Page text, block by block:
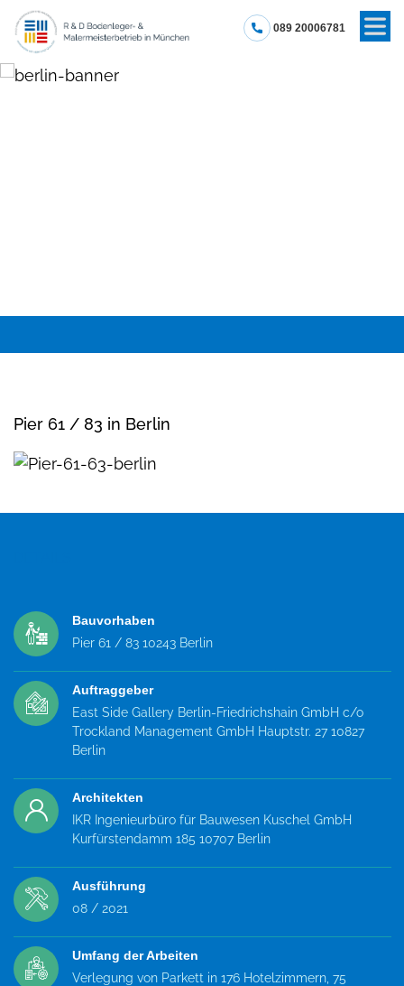
089 20006781
Pier 61 / 83 in Berlin
Bauvorhaben
Pier 61 / 83 10243 Berlin
Auftraggeber
East Side Gallery Berlin-Friedrichshain GmbH c/o
Trockland Management GmbH Hauptstr. 27 10827
Berlin
Architekten
IKR Ingenieurbüro für Bauwesen Kuschel GmbH
Kurfürstendamm 185 10707 Berlin
Ausführung
08 / 2021
Umfang der Arbeiten
Verlegung von Parkett in 176 Hotelzimmern, 75